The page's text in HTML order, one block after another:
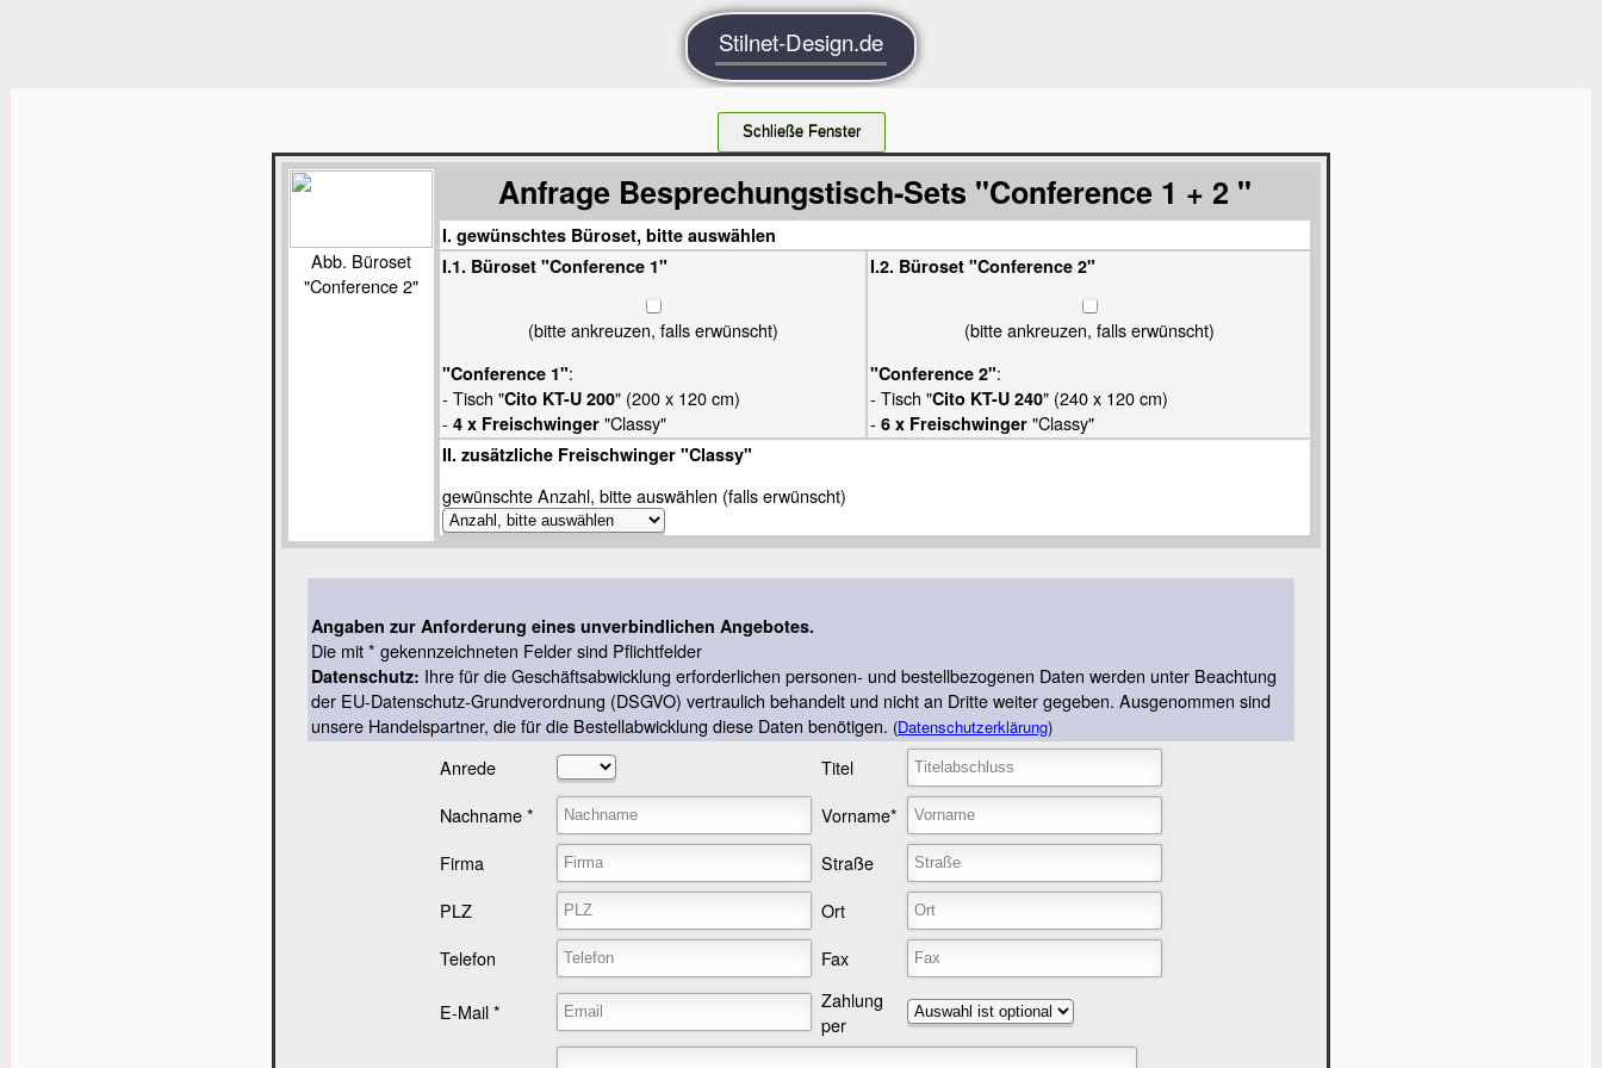
Stilnet-Design.de
Abb. Büroset
"Conference 2"
Anfrage Besprechungstisch-Sets "Conference 1 + 2 "
I. gewünschtes Büroset, bitte auswählen
I.1. Büroset "Conference 1"
(bitte ankreuzen, falls erwünscht)
"Conference 1":
- Tisch "Cito KT-U 200" (200 x 120 cm)
- 4 x Freischwinger "Classy"
I.2. Büroset "Conference 2"
(bitte ankreuzen, falls erwünscht)
"Conference 2":
- Tisch "Cito KT-U 240" (240 x 120 cm)
- 6 x Freischwinger "Classy"
II. zusätzliche Freischwinger "Classy"
gewünschte Anzahl, bitte auswählen (falls erwünscht)
Angaben zur Anforderung eines unverbindlichen Angebotes.
Die mit * gekennzeichneten Felder sind Pflichtfelder
Datenschutz: Ihre für die Geschäftsabwicklung erforderlichen personen- und bestellbezogenen Daten werden unter Beachtung
der EU-Datenschutz-Grundverordnung (DSGVO) vertraulich behandelt und nicht an Dritte weiter gegeben. Ausgenommen sind
unsere Handelspartner, die für die Bestellabwicklung diese Daten benötigen. (Datenschutzerklärung)
Anrede
Titel
Nachname *
Vorname*
Firma
Straße
PLZ
Ort
Telefon
Fax
E-Mail *
Zahlung
per